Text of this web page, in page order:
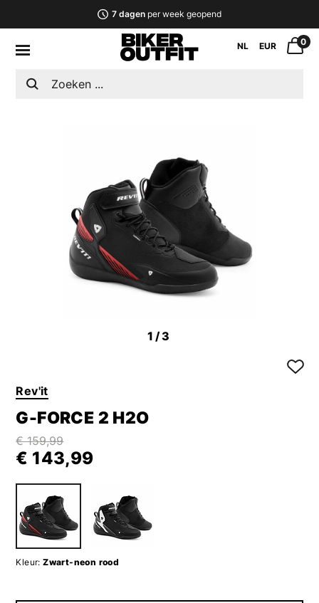
7 dagenper week geopend
NL EUR 0
1 /3
Rev'it
G-FORCE 2 H2O
€ 159,99
€ 143,99
Kleur: Zwart-neon rood